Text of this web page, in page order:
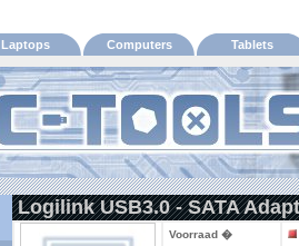
Laptops Computers Tablets
Logilink USB3.0 - SATA
Voorraad �